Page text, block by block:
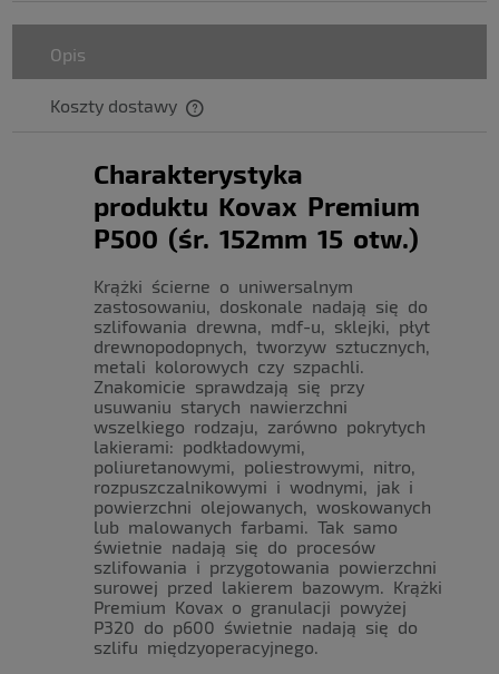
Opis
Koszty dostawy
Charakterystyka
produktu Kovax Premium
P500 (śr. 152mm 15 otw.)
Krążki ścierne o uniwersalnym
zastosowaniu, doskonale nadają się do
szlifowania drewna, mdf-u, sklejki, płyt
drewnopodopnych, tworzyw sztucznych,
metali kolorowych czy szpachli.
Znakomicie sprawdzają się przy
usuwaniu starych nawierzchni
wszelkiego rodzaju, zarówno pokrytych
lakierami: podkładowymi,
poliuretanowymi, poliestrowymi, nitro,
rozpuszczalnikowymi i wodnymi, jak i
powierzchni olejowanych, woskowanych
lub malowanych farbami. Tak samo
świetnie nadają się do procesów
szlifowania i przygotowania powierzchni
surowej przed lakierem bazowym. Krążki
Premium Kovax o granulacji powyżej
P320 do p600 świetnie nadają się do
szlifu międzyoperacyjnego.